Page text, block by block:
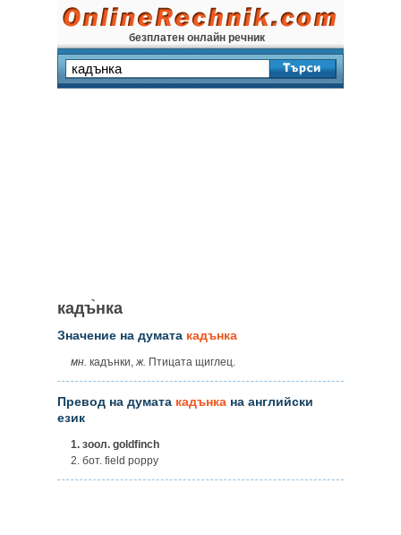
безплатен онлайн речник
кадъ̀нка
Значение на думата кадънка
мн. кадънки,ж. Птицата щиглец.
Превод на думата кадънка на английски
език
1. зоол. goldfinch
2. бот. field poppy